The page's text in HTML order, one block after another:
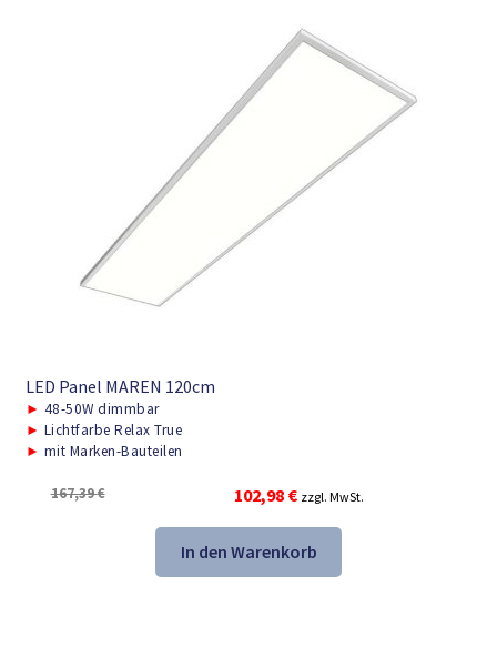
LED Panel MAREN 120cm
► 48-50W dimmbar
► Lichtfarbe Relax True
► mit Marken-Bauteilen
167,39€
Ursprünglicher
war:
167,39 €
102,98 €Aktueller
ist:
102,98 €.
zzgl. MwSt.
In den Warenkorb